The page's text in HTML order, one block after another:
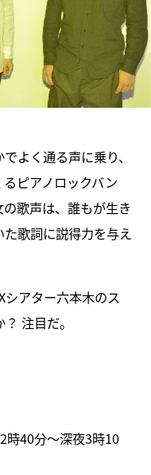
よく通る声に乗り、
ピアノロックバン
歌声は、誰もが生き
歌詞に説得力を与え
シアター六本木のス
注目だ。
時40分～深夜3時10